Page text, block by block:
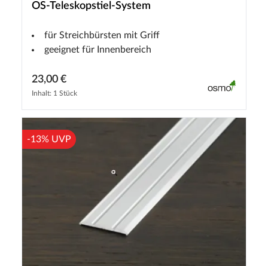
OS-Teleskopstiel-System
für Streichbürsten mit Griff
geeignet für Innenbereich
23,00 €
Inhalt: 1 Stück
-13% UVP